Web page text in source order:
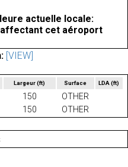
actuelle locale:
affectant cet aéroport
[VIEW]
Largeur(ft) Surface LDA(ft)
150
OTHER
150 OTHER